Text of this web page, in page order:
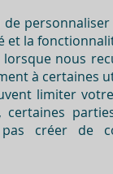
et la
nous
à certaines
limiter
certaines
créer de